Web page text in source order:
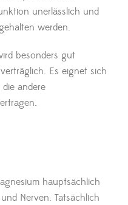
unerlässlich und
werden.
besonders gut
Es eignet sich
andere
hauptsächlich
Nerven. Tatsächlich